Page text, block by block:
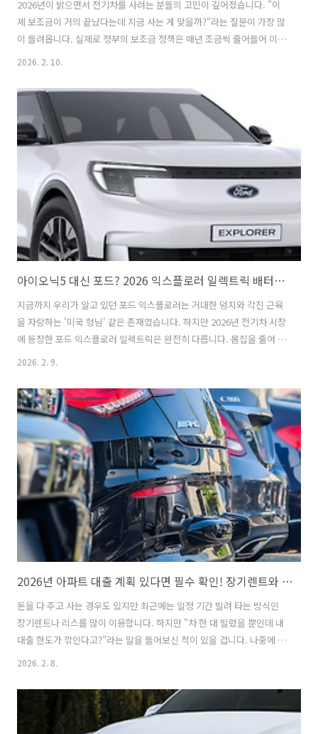
2026년이 밝으면서 전기차를 사려는 분들의 고민이 깊어졌습니다. "이
제 보조금이 거의 끝났다는데 지금 사는 게 맞을까?"라는 질문이 가장 많
이 들려옵니다. 실제로 정부의 보조금 정책은 매년 조금씩 줄어들어 이제
는 보조금만 바라보고 전기차를 사던 '꿀맛 같은 시대'는 지나갔다고 볼
2026년에 일어나고 있다고 말합니다. 보조금이 줄어들었음에도 전기차
가 왜 여전히 매력적인 선택지인지 초등학생도 알기 쉽게 설명해 드리겠
습니다.2026 전기차 지자체 보조금 다 떨어져도, 살 가치가 있을까?
2026년 전기차 보조금의 진짜 모습과 변화된 정책많은 분이 보조금이 아
예 사라졌다고 생각하시지만 사실은 '똑똑하게 줄어들고' 있습니다.
2026년 정부 지..
2026. 2. 10.
아이오닉5 대신 포드? 2026 익스플로러 일렉트릭 배터리 성능과 실내 수납 공간 분석
지금까지 우리가 알고 있던 포드 익스플로러는 거대한 덩치와 각진 근육
을 자랑하는 '미국 형님' 같은 존재였습니다. 하지만 2026년 전기차 시장
에 등장한 포드 익스플로러 일렉트릭은 완전히 다릅니다. 몸집을 줄여 날
렵해졌고, 속은 더 똑똑해졌습니다. 마치 듬직한 형님이 유럽으로 유학을
한지, 그리고 우리 생활을 어떻게 바꿀지 초등학생도 이해하기 쉽게 설명
해 드립니다.아이오닉5 대신 포드? 2026 익스플로러 일렉트릭 배터리
성능과 실내 수납 공간 분석유럽의 뼈대와 미국의 감성이 만난 특별한 탄
생가장 먼저 알아야 할 비밀은 이 차의 '뼈대'입니다. 포드는 이번 전기
익스플로러를 만들기 위해 독일의 자동차 회사인 폭스바겐과 손을 잡았
습니다..
2026. 2. 9.
2026년 아파트 대출 계획 있다면 필수 확인! 장기렌트와 리스 중 신용도에 유리한 쪽은?
돈을 다 주고 사는 경우도 있지만 최근에는 일정 기간 빌려 타는 방식인
장기렌트나 리스를 많이 이용합니다. 하지만 "차 한 대 빌렸을 뿐인데 내
대출 한도가 깎인다고?"라는 말을 들어보신 적이 있을 겁니다. 나중에 집
을 사기 위해 은행에서 돈을 빌려야 할 계획이 있다면 이 두 가지 방식의
바탕으로 초등학생도 이해할 수 있게 아주 쉽게 설명해 드리겠습니
다.2026년 아파트 대출 계획 있다면 필수 확인! 장기렌트와 리스 중 신용
도에 유리한 쪽은?리스는 은행에서 돈을 빌려 차를 사는 것과 같습니다
2026. 2. 8.